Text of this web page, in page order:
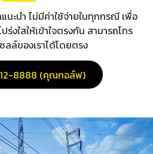
นะนำ ไม่มีค่าใช้จ่ายในทุกกรณี เพื่อ
งใสให้เข้าใจตรงกัน สามารถโทร
ลล์ของเราได้โดยตรง
8888 (คุณกอล์ฟ)